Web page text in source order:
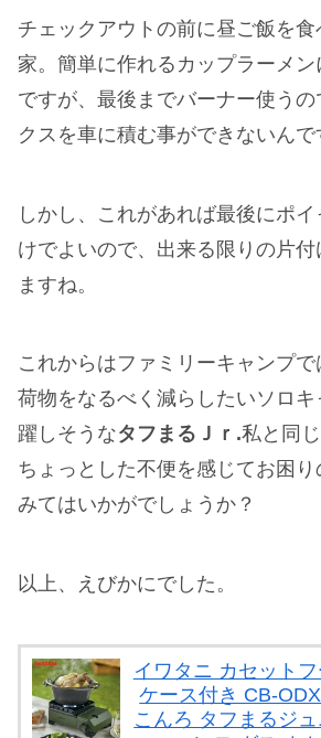
チェックアウトの前に昼ご飯を
家。簡単に作れるカップラーメ
ですが、最後までバーナー使うの
クスを車に積む事ができないんで
しかし、これがあれば最後にポ
けでよいので、出来る限りの片
ますね。
これからはファミリーキャンプで
荷物をなるべく減らしたいソロ
躍しそうなタフまるＪｒ.私と同
ちょっとした不便を感じてお困
みてはいかがでしょうか？
以上、えびかにでした。
イワタニ カセット
ケース付き CB-
こんろ タフまるジ